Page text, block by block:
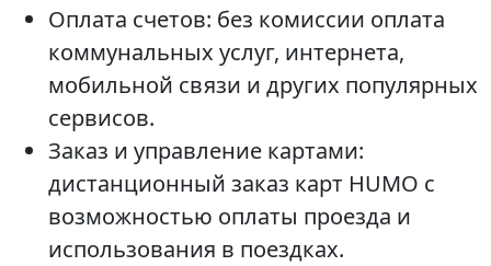
Оплата счетов: без комиссии оплата
коммунальных услуг, интернета,
мобильной связи и других популярных
сервисов.
Заказ и управление картами:
дистанционный заказ карт HUMO с
возможностью оплаты проезда и
использования в поездках.